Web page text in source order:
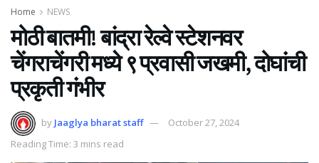
Home NEWS
मोठी बातमी! बांद्रा रेल्वे स्टेशनवर
चेंगराचेंगरी मध्ये ९ प्रवासी जखमी, दोघांची
प्रकृती गंभीर
by Jaaglya bharat staff
October 27, 2024
Reading Time: 3 mins read